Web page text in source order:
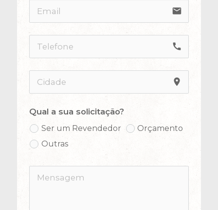
email
call
place
Qual a sua solicitação?
Ser um Revendedor
Orçamento
Outras